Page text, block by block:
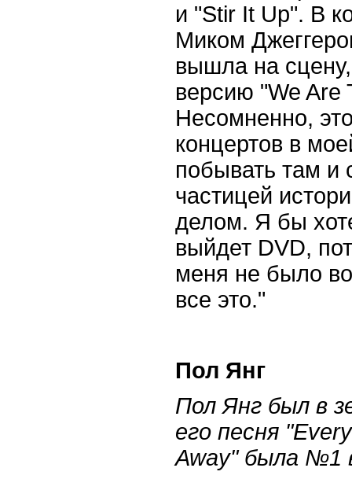
и "Stir It Up". В
Миком
вышла на
версию "We Are
Несомненно,
концертов в
побывать там и
частицей
делом. Я бы
выйдет DVD,
меня не было
все это."
Пол Янг
Пол Янг был в
его песня "Every
Away" была №1